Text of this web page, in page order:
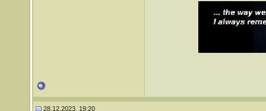
28.12.2023, 19:20